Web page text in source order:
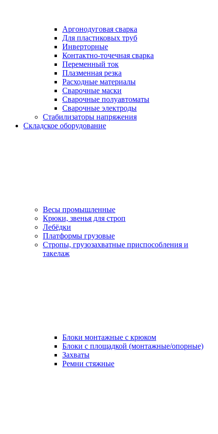
Аргонодуговая сварка
Для пластиковых труб
Инверторные
Контактно-точечная сварка
Переменный ток
Плазменная резка
Расходные материалы
Сварочные маски
Сварочные полуавтоматы
Сварочные электроды
Стабилизаторы напряжения
Складское оборудование
Весы промышленные
Крюки, звенья для строп
Лебёдки
Платформы грузовые
Стропы, грузозахватные приспособления и
такелаж
Блоки монтажные с крюком
Блоки с площадкой (монтажные/опорные)
Захваты
Ремни стяжные